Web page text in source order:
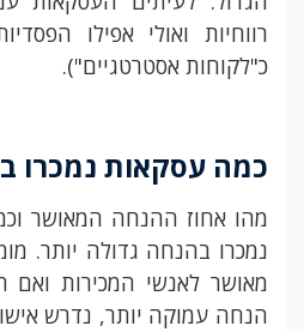
רווחיות ואולי אפילו
כ"לקוחות אסטרטגיים").
כמה עסקאות נמכרו
מהו אחוז ההנחה המאושר
נמכרו בהנחה גדולה יותר.
מאושר לאנשי המכירות
הנחה עמוקה יותר, נדרש